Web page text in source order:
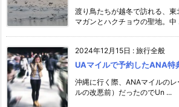
渡り鳥たちが越冬で訪れる、東
マガンとハクチョウの聖地。中
2024年12月15日 : 旅行全般
UAマイルで予約したANA特
沖縄に行く際、ANAマイルの
ルの改悪前）だったのでUn ...